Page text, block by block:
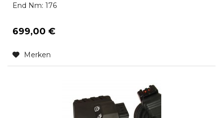
End Nm: 176
699,00 €
Merken